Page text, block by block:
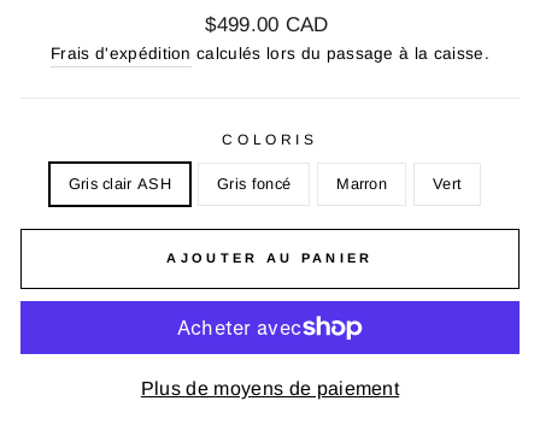
Prix
régulier
$499.00 CAD
Frais d'expédition calculés lors du passage à la caisse.
COLORIS
Gris clair ASH Gris foncé Marron Vert
AJOUTER AU PANIER
Plus de moyens de paiement